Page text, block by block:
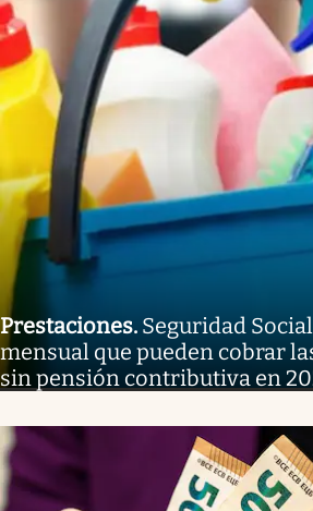
Prestaciones. Seguridad
mensual que pueden cobrar
sin pensión contributiva en